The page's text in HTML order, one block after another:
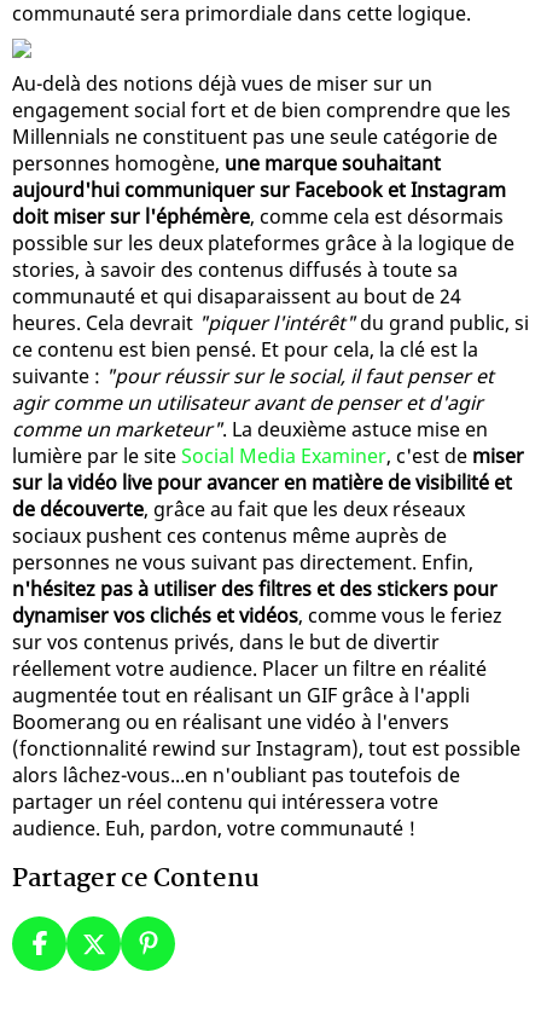
communauté sera primordiale dans cette logique.
Au-delà des notions déjà vues de miser sur un
engagement social fort et de bien comprendre que les
Millennials ne constituent pas une seule catégorie de
personnes homogène, une marque souhaitant
aujourd'hui communiquer sur Facebook et Instagram
doit miser sur l'éphémère, comme cela est désormais
possible sur les deux plateformes grâce à la logique de
stories, à savoir des contenus diffusés à toute sa
communauté et qui disaparaissent au bout de 24
heures. Cela devrait "piquer l'intérêt"du grand public, si
ce contenu est bien pensé. Et pour cela, la clé est la
suivante : "pour réussir sur le social, il faut penser et
agir comme un utilisateur avant de penser et d'agir
comme un marketeur". La deuxième astuce mise en
lumière par le siteSocial Media Examiner, c'est de miser
sur la vidéo live pour avancer en matière de visibilité et
de découverte, grâce au fait que les deux réseaux
sociaux pushent ces contenus même auprès de
personnes ne vous suivant pas directement. Enfin,
n'hésitez pas à utiliser des filtres et des stickers pour
dynamiser vos clichés et vidéos, comme vous le feriez
sur vos contenus privés, dans le but de divertir
réellement votre audience. Placer un filtre en réalité
augmentée tout en réalisant un GIF grâce à l'appli
Boomerang ou en réalisant une vidéo à l'envers
(fonctionnalité rewind sur Instagram), tout est possible
alors lâchez-vous...en n'oubliant pas toutefois de
partager un réel contenu qui intéressera votre
audience. Euh, pardon, votre communauté !
Partager ce Contenu